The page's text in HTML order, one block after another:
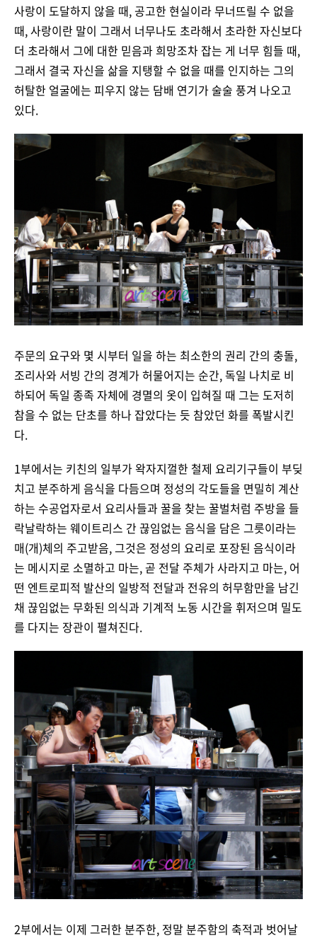
사랑이 도달하지 않을 때, 공고한 현실이라 무너뜨릴 수 없을
때, 사랑이란 말이 그래서 너무나도 초라해서 초라한 자신보다
더 초라해서 그에 대한 믿음과 희망조차 잡는 게 너무 힘들 때,
그래서 결국 자신을 삶을 지탱할 수 없을 때를 인지하는 그의
허탈한 얼굴에는 피우지 않는 담배 연기가 술술 풍겨 나오고
있다.
주문의 요구와 몇 시부터 일을 하는 최소한의 권리 간의 충돌,
조리사와 서빙 간의 경계가 허물어지는 순간, 독일 나치로 비
하되어 독일 종족 자체에 경멸의 옷이 입혀질 때 그는 도저히
참을 수 없는 단초를 하나 잡았다는 듯 참았던 화를 폭발시킨
다.
1부에서는 키친의 일부가 왁자지껄한 철제 요리기구들이 부딪
치고 분주하게 음식을 다듬으며 정성의 각도들을 면밀히 계산
하는 수공업자로서 요리사들과 꿀을 찾는 꿀벌처럼 주방을 들
락날락하는 웨이트리스 간 끊임없는 음식을 담은 그릇이라는
매(개)체의 주고받음, 그것은 정성의 요리로 포장된 음식이라
는 메시지로 소멸하고 마는, 곧 전달 주체가 사라지고 마는, 어
떤 엔트로피적 발산의 일방적 전달과 전유의 허무함만을 남긴
채 끊임없는 무화된 의식과 기계적 노동 시간을 휘저으며 밀도
를 다지는 장관이 펼쳐진다.
2부에서는 이제 그러한 분주한, 정말 분주함의 축적과 벗어날